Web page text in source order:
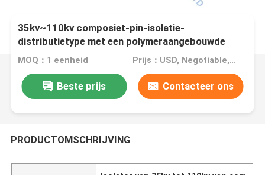
35kv~110kv composiet-pin-isolatie-
distributietype met een polymeraangebouwde
metaaloxide-overspanningsbeveiliging
MOQ：1 eenheid Prijs：USD, Negotiable, unit
Beste prijs Contacteer ons
PRODUCTOMSCHRIJVING